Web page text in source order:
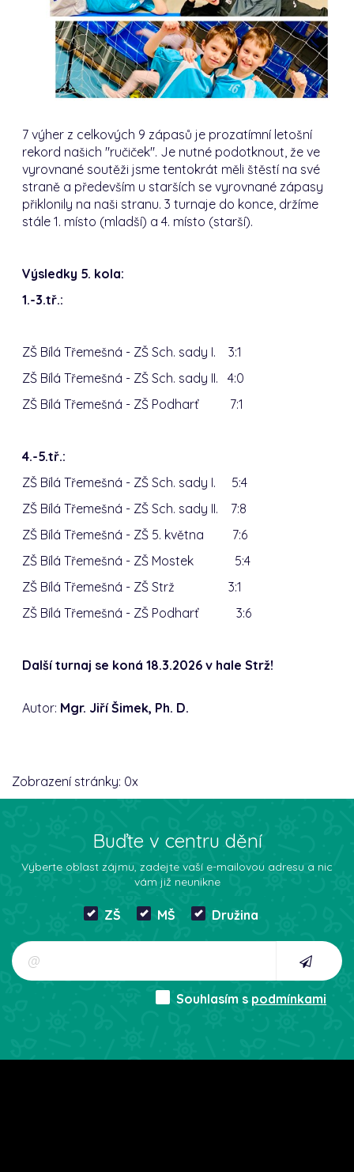
7 výher z celkových 9 zápasů je prozatímní letošní
rekord našich "ručiček". Je nutné podotknout, že ve
vyrovnané soutěži jsme tentokrát měli štěstí na své
straně a především u starších se vyrovnané zápasy
přiklonily na naši stranu. 3 turnaje do konce, držíme
stále 1. místo (mladší) a 4. místo (starší).
Výsledky 5. kola:
1.-3.tř.:
ZŠ Bílá Třemešná - ZŠ Sch. sady I. 3:1
ZŠ Bílá Třemešná - ZŠ Sch. sady II. 4:0
ZŠ Bílá Třemešná - ZŠ Podharť 7:1
4.-5.tř.:
ZŠ Bílá Třemešná - ZŠ Sch. sady I. 5:4
ZŠ Bílá Třemešná - ZŠ Sch. sady II. 7:8
ZŠ Bílá Třemešná - ZŠ 5. května 7:6
ZŠ Bílá Třemešná - ZŠ Mostek 5:4
ZŠ Bílá Třemešná - ZŠStrž 3:1
ZŠ Bílá Třemešná - ZŠ Podharť 3:6
Další turnaj se koná 18.3.2026 v hale Strž!
Autor: Mgr. Jiří Šimek, Ph. D.
Zobrazení stránky: 0x
Buďte v centru dění
Vyberte oblast zájmu, zadejte vaší e-mailovou adresu a nic
vám již neunikne
ZŠ MŠ Družina
Souhlasím s podmínkami